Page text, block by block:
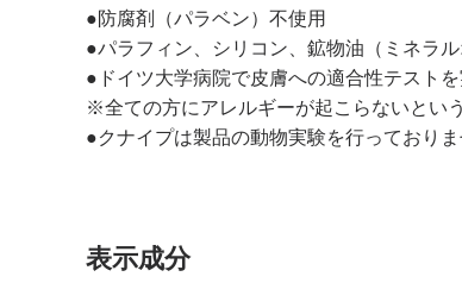
●防腐剤（パラベン）不使用
●パラフィン、シリコン、鉱物油（ミネラ
●ドイツ大学病院で皮膚への適合性テスト
※全ての方にアレルギーが起こらないとい
●クナイプは製品の動物実験を行っており
表示成分